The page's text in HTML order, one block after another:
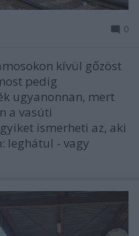
0
kívül gőzöst
pedig
ugyanonnan, mert
a vasúti
ismerheti az, aki
leghátul - vagy